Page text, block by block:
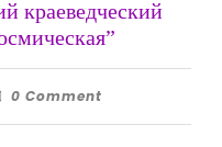
краеведческий
отделения
0 Comment